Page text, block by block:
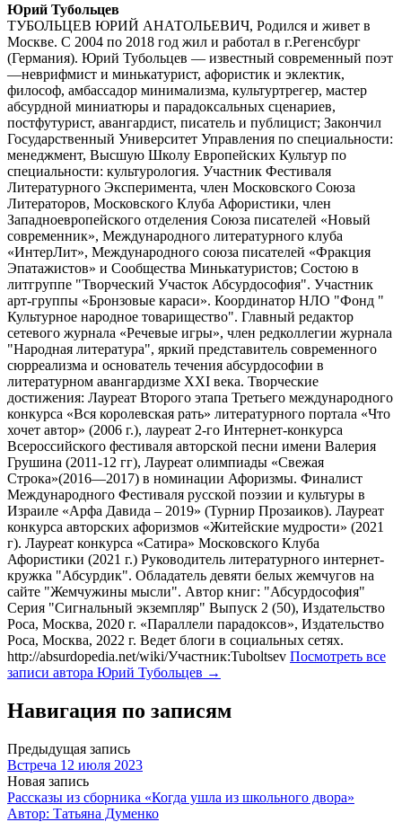
Юрий Тубольцев
ТУБОЛЬЦЕВ ЮРИЙ АНАТОЛЬЕВИЧ, Родился и живет в
Москве. С 2004 по 2018 год жил и работал в г.Регенсбург
(Германия). Юрий Тубольцев — известный современный поэт
—неврифмист и минькатурист, афористик и эклектик,
философ, амбасcадор минимализма, культуртрегер, мастер
абсурдной миниатюры и парадоксальных сценариев,
постфутурист, авангардист, писатель и публицист; Закончил
Государственный Университет Управления по специальности:
менеджмент, Высшую Школу Европейских Культур по
специальности: культурология. Участник Фестиваля
Литературного Эксперимента, член Московского Союза
Литераторов, Московского Клуба Афористики, член
Западноевропейского отделения Союза писателей «Новый
современник», Международного литературного клуба
«ИнтерЛит», Международного союза писателей «Фракция
Эпатажистов» и Сообщества Минькатуристов; Состою в
литгруппе "Творческий Участок Абсурдософия". Участник
арт-группы «Бронзовые караси». Координатор НЛО "Фонд "
Культурное народное товарищество". Главный редактор
сетевого журнала «Речевые игры», член редколлегии журнала
"Народная литература", яркий представитель современного
сюрреализма и основатель течения абсурдософии в
литературном авангардизме XXI века. Творческие
достижения: Лауреат Второго этапа Третьего международного
конкурса «Вся королевская рать» литературного портала «Что
хочет автор» (2006 г.), лауреат 2-го Интернет-конкурса
Всероссийского фестиваля авторской песни имени Валерия
Грушина (2011-12 гг), Лауреат олимпиады «Свежая
Строка»(2016—2017) в номинации Афоризмы. Финалист
Международного Фестиваля русской поэзии и культуры в
Израиле «Арфа Давида – 2019» (Турнир Прозаиков). Лауреат
конкурса авторских афоризмов «Житейские мудрости» (2021
г). Лауреат конкурса «Сатира» Московского Клуба
Афористики (2021 г.) Руководитель литературного интернет-
кружка "Абсурдик". Обладатель девяти белых жемчугов на
сайте "Жемчужины мысли". Автор книг: "Абсурдософия"
Серия "Сигнальный экземпляр" Выпуск 2 (50), Издательство
Роса, Москва, 2020 г. «Параллели парадоксов», Издательство
Роса, Москва, 2022 г. Ведет блоги в социальных сетях.
http://absurdopedia.net/wiki/Участник:Tuboltsev Посмотреть все
записи автора Юрий Тубольцев →
Навигация по записям
Предыдущая запись
Встреча 12 июля 2023
Новая запись
Рассказы из сборника «Когда ушла из школьного двора»
Автор: Татьяна Думенко